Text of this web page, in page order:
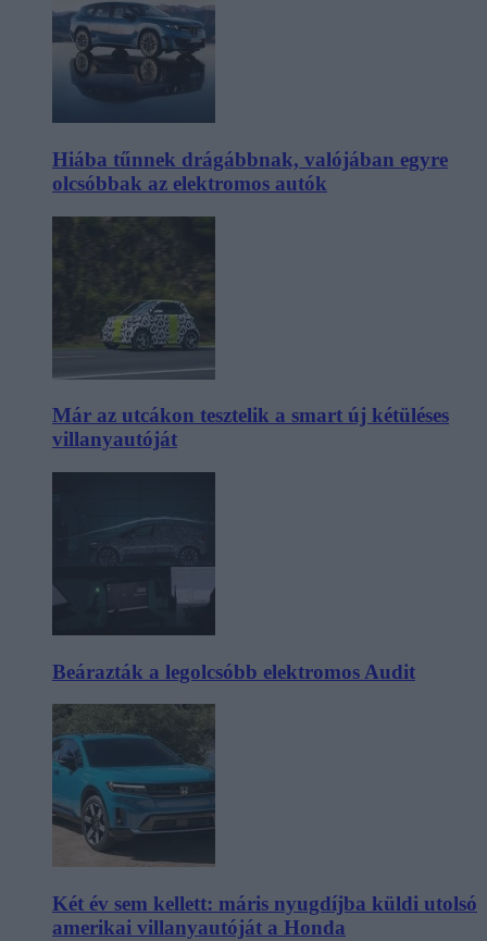
Hiába tűnnek drágábbnak, valójában egyre
olcsóbbak az elektromos autók
Már az utcákon tesztelik a smart új kétüléses
villanyautóját
Beárazták a legolcsóbb elektromos Audit
Két év sem kellett: máris nyugdíjba küldi utolsó
amerikai villanyautóját a Honda